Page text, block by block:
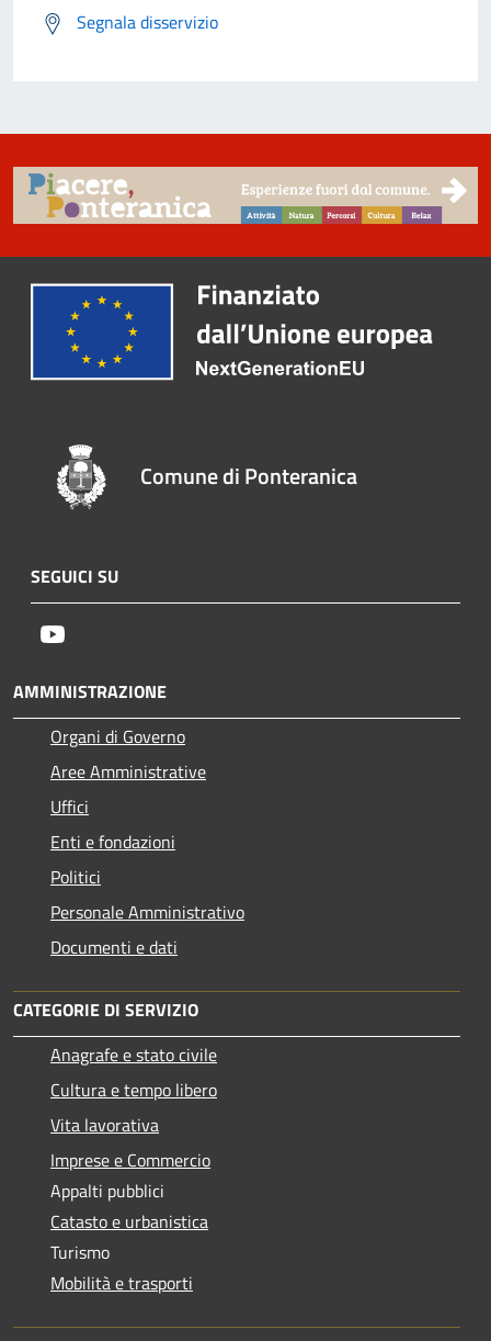
Segnala disservizio
Comune di Ponteranica
SEGUICI SU
AMMINISTRAZIONE
Organi di Governo
Aree Amministrative
Uffici
Enti e fondazioni
Politici
Personale Amministrativo
Documenti e dati
CATEGORIE DI SERVIZIO
Anagrafe e stato civile
Cultura e tempo libero
Vita lavorativa
Imprese e Commercio
Appalti pubblici
Catasto e urbanistica
Turismo
Mobilità e trasporti